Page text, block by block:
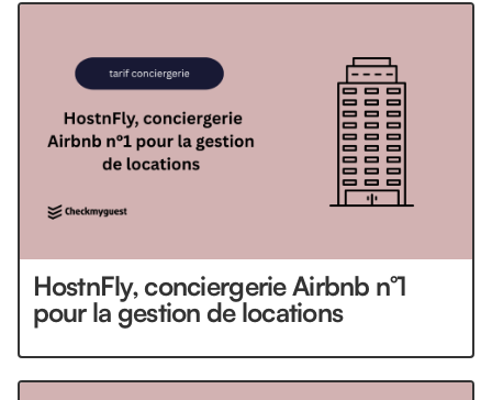
HostnFly, conciergerie Airbnb n°1
pour la gestion de locations